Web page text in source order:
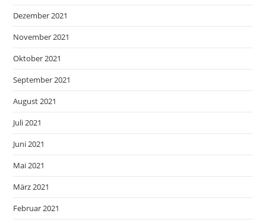
Dezember 2021
November 2021
Oktober 2021
September 2021
August 2021
Juli 2021
Juni 2021
Mai 2021
März 2021
Februar 2021